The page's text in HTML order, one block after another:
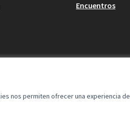
nos permiten ofrecer una experiencia de
Encuentros